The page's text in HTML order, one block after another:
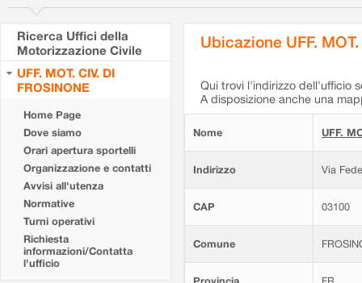
Ricerca Uffici della
Motorizzazione Civile
UFF. MOT. CIV. DI
FROSINONE
Home Page
Dove siamo
Orari apertura sportelli
Organizzazione e contatti
Avvisi all'utenza
Normative
Turni operativi
Richiesta
informazioni/Contatta
l'ufficio
Ubicazione UFF.
Qui trovi l'indirizzo dell'ufficio
A disposizione anche una
Nome UFF.
Indirizzo Via
CAP 03100
Comune